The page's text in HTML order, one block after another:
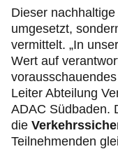
Dieser
umgesetzt,
vermittelt. „In
Wert auf
Leiter Abteilung
ADAC Südbaden.
die
Teilnehmenden